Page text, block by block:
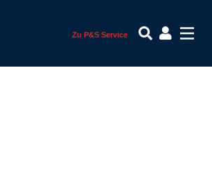
Zu P&S Service